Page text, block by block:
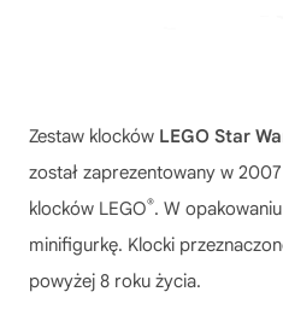
Zestaw klocków LEGO Star
został zaprezentowany w
klocków LEGO®. W
minifigurkę. Klocki
powyżej 8 roku życia.